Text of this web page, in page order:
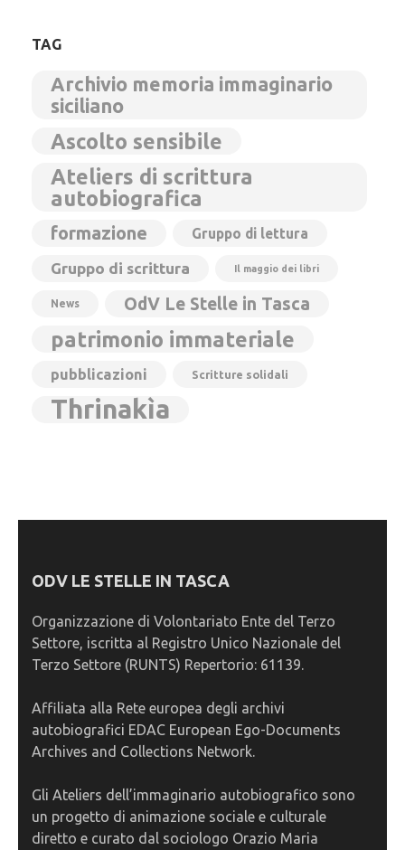
TAG
Archivio memoria immaginario
siciliano
Ascolto sensibile
Ateliers di scrittura
autobiografica
formazione Gruppo di lettura
Gruppo di scrittura Il maggio dei libri
News OdV Le Stelle in Tasca
patrimonio immateriale
pubblicazioni Scritture solidali
Thrinakìa
ODV LE STELLE IN TASCA
Organizzazione di Volontariato Ente del Terzo
Settore, iscritta al Registro Unico Nazionale del
Terzo Settore (RUNTS) Repertorio: 61139.
Affiliata alla Rete europea degli archivi
autobiografici EDAC European Ego-Documents
Archives and Collections Network.
Gli Ateliers dell’immaginario autobiografico sono
un progetto di animazione sociale e culturale
diretto e curato dal sociologo Orazio Maria